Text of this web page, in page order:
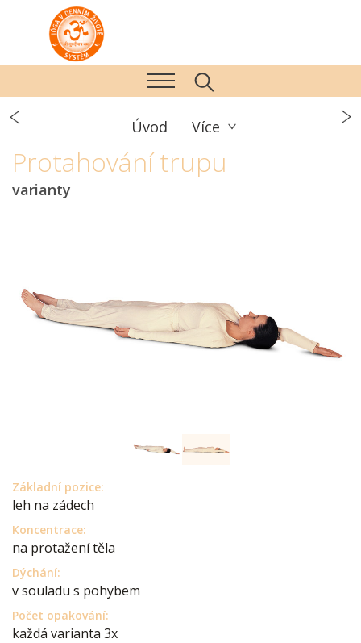
Úvod Více
Protahování trupu
varianty
Základní pozice:
leh na zádech
Koncentrace:
na protažení těla
Dýchání:
v souladu s pohybem
Počet opakování:
každá varianta 3x